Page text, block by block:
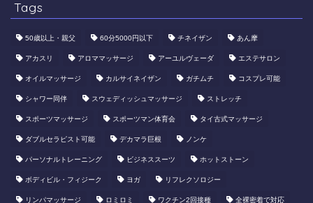
Tags
50歳以上・親父 60分5000円以下 ​チネイザン あん摩
アカスリ アロママッサージ アーユルヴェーダ エステサロン
オイルマッサージ カルサイネイザン ガチムチ コスプレ可能
シャワー同伴 スウェディッシュマッサージ ストレッチ
スポーツマッサージ スポーツマン体育会 タイ古式マッサージ
ダブルセラピスト可能 デカマラ巨根 ノンケ
パーソナルトレーニング ビジネススーツ ホットストーン
ボディビル・フィジーク ヨガ リフレクソロジー
リンパマッサージ ロミロミ ワクチン2回接種 全裸密着で対応